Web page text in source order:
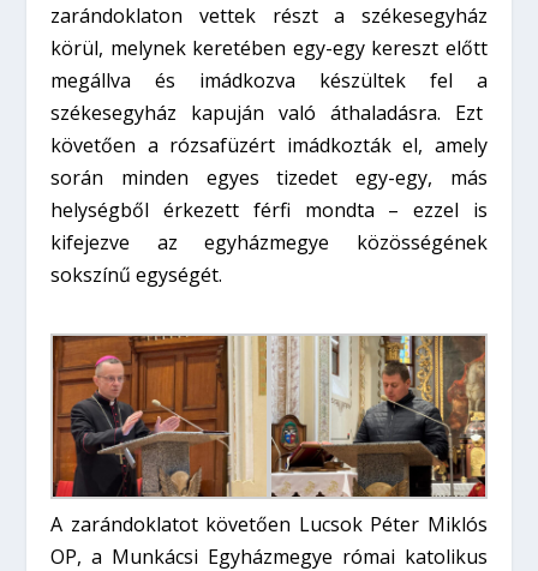
zarándoklaton vettek részt a székesegyház
körül, melynek keretében egy-egy kereszt előtt
megállva és imádkozva készültek fel a
székesegyház kapuján való áthaladásra. Ezt
követően a rózsafüzért imádkozták el, amely
során minden egyes tizedet egy-egy, más
helységből érkezett férfi mondta – ezzel is
kifejezve az egyházmegye közösségének
sokszínű egységét.
A zarándoklatot követően Lucsok Péter Miklós
OP, a Munkácsi Egyházmegye római katolikus